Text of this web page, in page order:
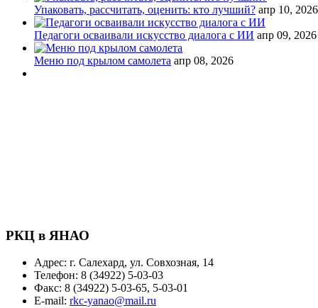
Упаковать, рассчитать, оценить: кто лучший? апр 10, 2026
Педагоги осваивали искусство диалога с ИИ апр 09, 2026
Меню под крылом самолета апр 08, 2026
РКЦ в ЯНАО
Адрес: г. Салехард, ул. Совхозная, 14
Телефон: 8 (34922) 5-03-03
Факс: 8 (34922) 5-03-65, 5-03-01
E-mail: rkc-yanao@mail.ru